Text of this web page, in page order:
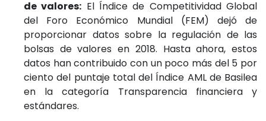
de valores: El Índice de Competitividad Global
del Foro Económico Mundial (FEM) dejó de
proporcionar datos sobre la regulación de las
bolsas de valores en 2018. Hasta ahora, estos
datos han contribuido con un poco más del 5 por
ciento del puntaje total del Índice AML de Basilea
en la categoría Transparencia financiera y
estándares.